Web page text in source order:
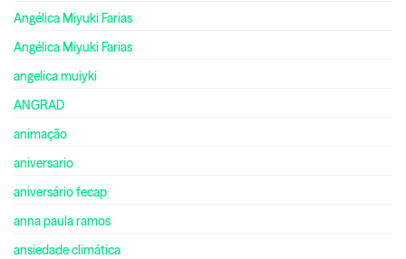
Angélica Miyuki Farias
Angélica Miyuki Farias
angelica muiyki
ANGRAD
animação
aniversario
aniversário fecap
anna paula ramos
ansiedade climática